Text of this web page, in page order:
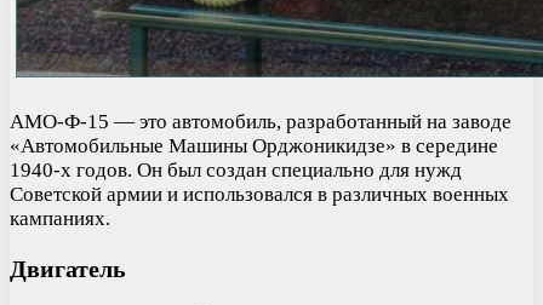
АМО-Ф-15 — это автомобиль, разработанный на заводе
«Автомобильные Машины Орджоникидзе» в середине
1940-х годов. Он был создан специально для нужд
Советской армии и использовался в различных военных
кампаниях.
Двигатель